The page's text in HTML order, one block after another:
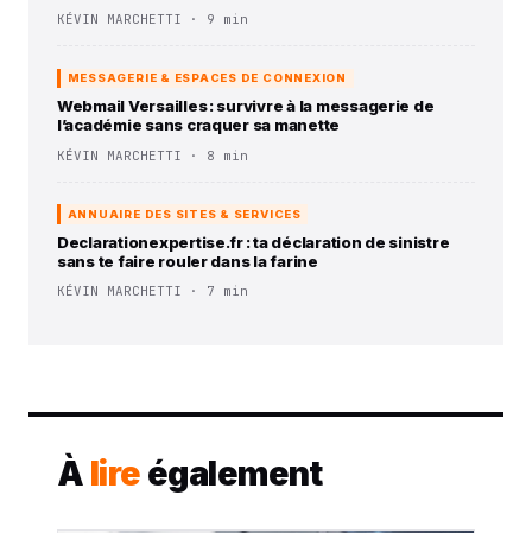
KÉVIN MARCHETTI · 9 min
MESSAGERIE & ESPACES DE CONNEXION
Webmail Versailles : survivre à la messagerie de
l’académie sans craquer sa manette
KÉVIN MARCHETTI · 8 min
ANNUAIRE DES SITES & SERVICES
Declarationexpertise.fr : ta déclaration de sinistre
sans te faire rouler dans la farine
KÉVIN MARCHETTI · 7 min
À lire également